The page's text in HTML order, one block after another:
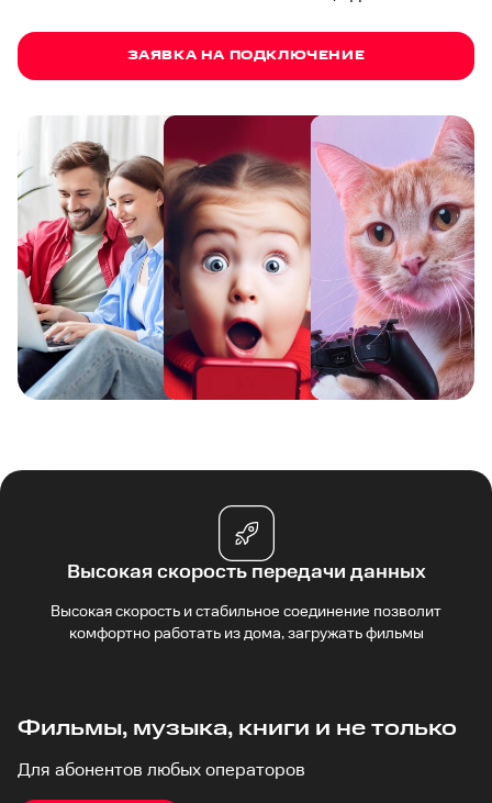
ЗАЯВКА НА ПОДКЛЮЧЕНИЕ
Высокая скорость передачи данных
Высокая скорость и стабильное соединение позволит
комфортно работать из дома, загружать фильмы
Фильмы, музыка, книги и не только
Для абонентов любых операторов